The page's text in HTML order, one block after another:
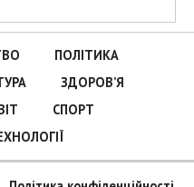
ПОЛІТИКА
ЗДОРОВ’Я
СПОРТ